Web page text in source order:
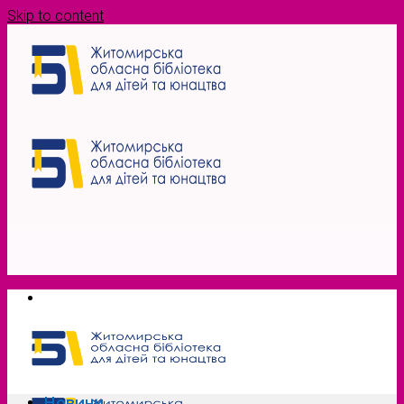
Skip to content